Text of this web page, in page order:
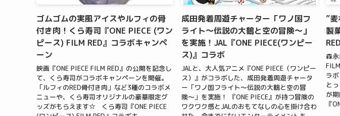
ゴムゴムの実風アイスやルフィの骨
付き肉！くら寿司『ONE PIECE (ワン
ピース) FILM RED』コラボキャンペ
ーン
映画『ONE PIECE FILM RED』の公開を記念し
て、くら寿司がコラボキャンペーンを開催。
「ルフィのRED骨付き肉」など3種のコラボメ
ニューや、くら寿司オリジナルの豪華限定グ
ッズがもらえます☆ くら寿司『ONE PIECE
成田発着周遊チャーター「ワノ国フ
ライト〜伝説の大鶴と空の冒険〜」
を実施！JAL『ONE PIECE(ワンピー
ス)』コラボ
JALと、大人気アニメ『ONE PIECE（ワンピー
ス）』がコラボした、成田発着周遊チャータ
ー「ワノ国フライト〜伝説の大鶴と空の冒
険〜」を実施！ 『ONE PIECE』が持つ冒険の
ワクワク感とJALのおもてなしの心を掛け合わ
”
製
森
ラ
と
が
『